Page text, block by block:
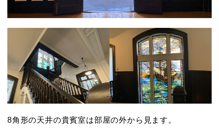
8角形の天井の貴賓室は部屋の外から見ます。